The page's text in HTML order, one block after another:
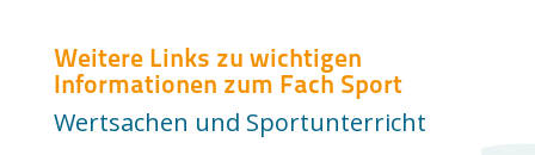
Weitere Links zu wichtigen
Informationen zum Fach Sport
Wertsachen und Sportunterricht